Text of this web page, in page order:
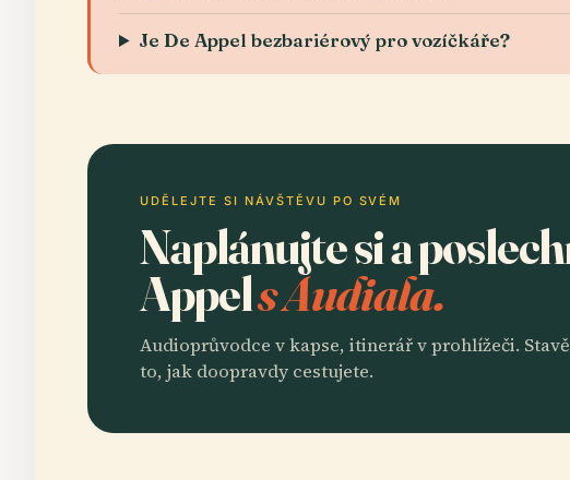
Je De Appel bezbariérový pro vozíčkáře?
UDĚLEJTE SI NÁVŠTĚVU PO SVÉM
Naplánujte si a
Appels Audiala.
Audioprůvodce v kapse, itinerář v prohlížeči.
to, jak doopravdy cestujete.